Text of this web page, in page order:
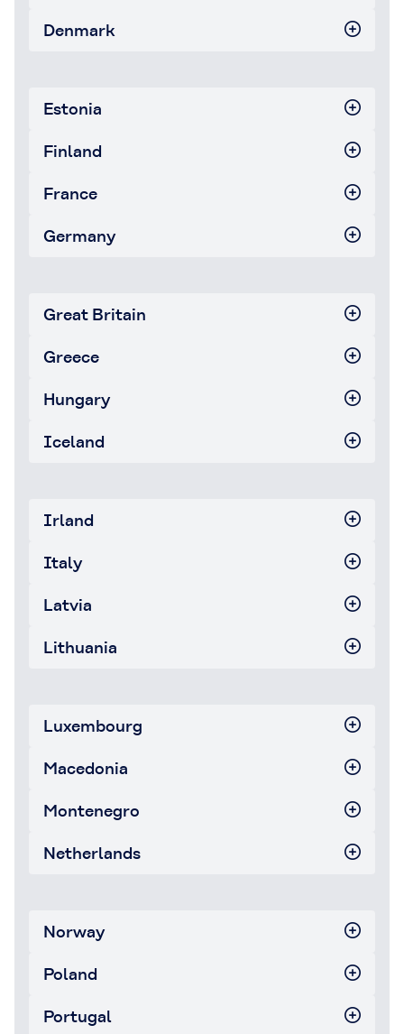
Denmark
Estonia
Finland
France
Germany
Great Britain
Greece
Hungary
Iceland
Irland
Italy
Latvia
Lithuania
Luxembourg
Macedonia
Montenegro
Netherlands
Norway
Poland
Portugal